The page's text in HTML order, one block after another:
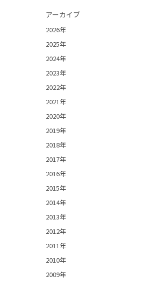
アーカイブ
2026年
2025年
2024年
2023年
2022年
2021年
2020年
2019年
2018年
2017年
2016年
2015年
2014年
2013年
2012年
2011年
2010年
2009年